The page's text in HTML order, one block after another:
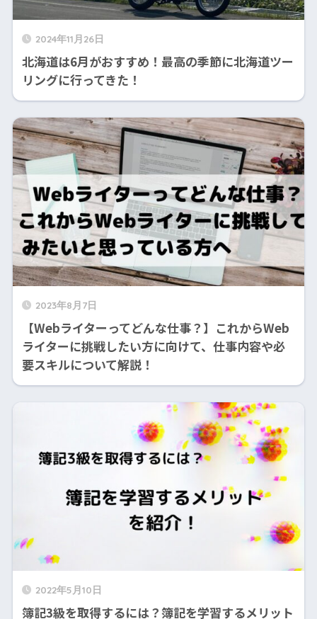
2024年11月26日
北海道は6月がおすすめ！最高の季節に北海道ツー
リングに行ってきた！
2023年8月7日
【Webライターってどんな仕事？】これからWeb
ライターに挑戦したい方に向けて、仕事内容や必
要スキルについて解説！
2022年5月10日
簿記3級を取得するには？簿記を学習するメリット